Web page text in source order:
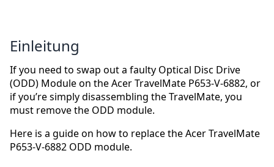
Einleitung
If you need to swap out a faulty Optical Disc Drive
(ODD) Module on the Acer TravelMate P653-V-6882, or
if you’re simply disassembling the TravelMate, you
must remove the ODD module.
Here is a guide on how to replace the Acer TravelMate
P653-V-6882 ODD module.